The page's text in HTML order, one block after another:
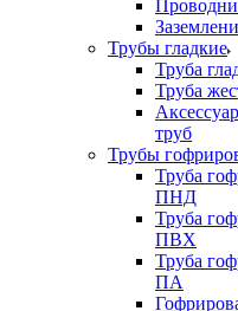
Трубы гладкие
Труба
Труба
труб
Трубы
Труба
ПНД
Труба
ПВХ
Труба
ПА